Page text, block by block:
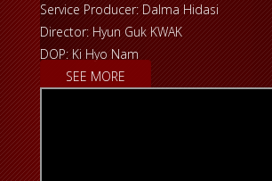
Service Producer: Dalma Hidasi
Director: Hyun Guk KWAK
DOP: Ki Hyo Nam
SEE MORE